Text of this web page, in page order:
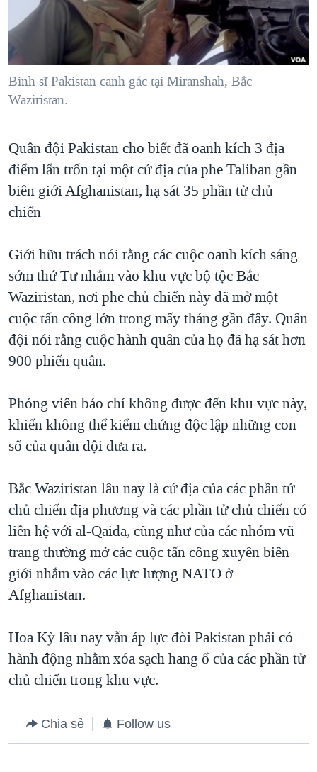
"Tìm"NGƯỜI VIỆT HẢI NGOẠI
ĐỜI SỐNG
KINH TẾ
VĂN HOÁ
THỂ THAO
GIÁO DỤC
TẠI
HÀNH TRÌNH BẦU CỬ 2024
MỘT NĂM CHIẾN TRANH TẠI DẢI GAZA
GIẢI MÃ VÀNH ĐAI & CON ĐƯỜNG
NGÀY TỊ NẠN THẾ GIỚI
GROUND ZERO – XƯA VÀ NAY
CÁC GIÁ TRỊ CỘNG HÒA Ở VIỆT NAM
TRỊNH VĨNH BÌNH VS. CHÍNH PHỦ VIỆT NAM
NGƯ DÂN VIỆT VÀ LÀN SÓNG TRỘM HẢI SÂM
BÊN KIA QUỐC LỘ: TIẾNG VỌNG TỪ NÔNG THÔN MỸ
QUAN HỆ VIỆT MỸ
VIDEO
MẠNG XÃ HỘI
Ngôn ngữ khác
Binh sĩ Pakistan canh gác tại Miranshah, Bắc
Waziristan.
Quân đội Pakistan cho biết đã oanh kích 3 địa
điểm lẩn trốn tại một cứ địa của phe Taliban gần
biên giới Afghanistan, hạ sát 35 phần tử chủ
chiến
Giới hữu trách nói rằng các cuộc oanh kích sáng
sớm thứ Tư nhắm vào khu vực bộ tộc Bắc
Waziristan, nơi phe chủ chiến này đã mở một
cuộc tấn công lớn trong mấy tháng gần đây. Quân
đội nói rằng cuộc hành quân của họ đã hạ sát hơn
900 phiến quân.
Phóng viên báo chí không được đến khu vực này,
khiến không thể kiểm chứng độc lập những con
số của quân đội đưa ra.
Bắc Waziristan lâu nay là cứ địa của các phần tử
chủ chiến địa phương và các phần tử chủ chiến có
liên hệ với al-Qaida, cũng như của các nhóm vũ
trang thường mở các cuộc tấn công xuyên biên
giới nhắm vào các lực lượng NATO ở
Afghanistan.
Hoa Kỳ lâu nay vẫn áp lực đòi Pakistan phải có
hành động nhằm xóa sạch hang ổ của các phần tử
chủ chiến trong khu vực.
Chia sẻ Follow us